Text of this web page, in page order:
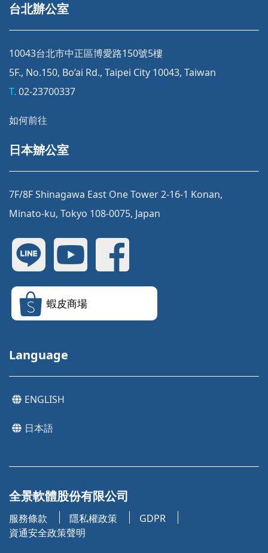
台北辦公室
10043台北市中正區博愛路150號5樓
5F., No.150, Bo’ai Rd., Taipei City 10043, Taiwan
T. 02-23700337
如何前往
日本辧公室
7F/8F Shinagawa East One Tower 2-16-1 Konan,
Minato-ku, Tokyo 108-0075, Japan
蝦皮商場
Language
ENGLISH
日本語
全景軟體股份有限公司
服務條款 隱私權政策
GDPR
資通安全政策聲明